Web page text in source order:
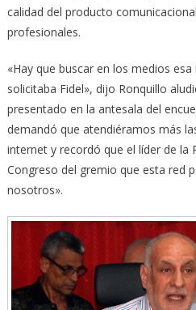
calidad del producto
profesionales.
«Hay que buscar en los medios
solicitaba Fidel», dijo Ronquillo
presentado en la antesala del
demandó que atendiéramos más
internet y recordó que el líder de la
Congreso del gremio que esta red
nosotros».